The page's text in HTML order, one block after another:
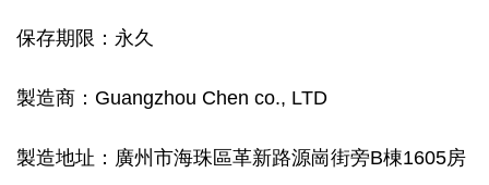
保存期限：永久
製造商：Guangzhou Chen co., LTD
製造地址：廣州市海珠區革新路源崗街旁B棟1605房